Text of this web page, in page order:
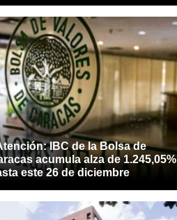
IBC de la Bolsa de
acumula alza de 1.245,05%
este 26 de diciembre